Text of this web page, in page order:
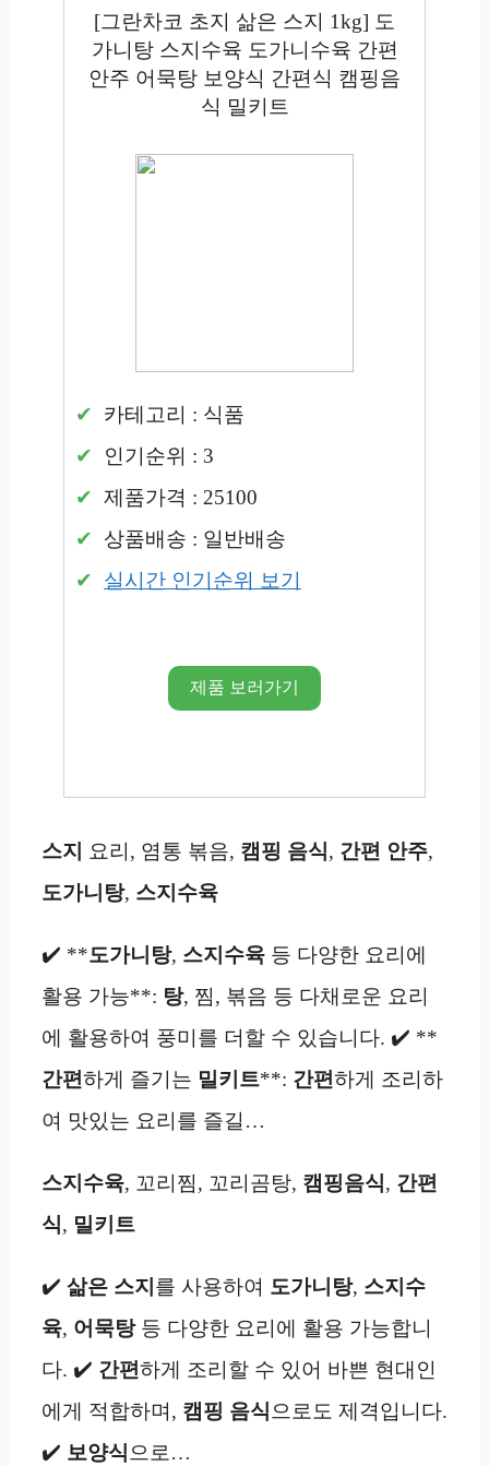
[그란차코 초지 삶은 스지 1kg] 도
가니탕 스지수육 도가니수육 간편
안주 어묵탕 보양식 간편식 캠핑음
식 밀키트
카테고리 : 식품
인기순위 : 3
제품가격 : 25100
상품배송 : 일반배송
실시간 인기순위 보기
제품 보러가기
스지 요리, 염통 볶음, 캠핑 음식, 간편 안주,
도가니탕, 스지수육
✔️ **도가니탕, 스지수육 등 다양한 요리에
활용 가능**: 탕, 찜, 볶음 등 다채로운 요리
에 활용하여 풍미를 더할 수 있습니다. ✔️ **
간편하게 즐기는 밀키트**: 간편하게 조리하
여 맛있는 요리를 즐길…
스지수육, 꼬리찜, 꼬리곰탕, 캠핑음식, 간편
식, 밀키트
✔️ 삶은 스지 를 사용하여 도가니탕, 스지수
육, 어묵탕등 다양한 요리에 활용 가능합니
다. ✔️ 간편하게 조리할 수 있어 바쁜 현대인
에게 적합하며, 캠핑 음식으로도 제격입니다.
✔️ 보양식으로…